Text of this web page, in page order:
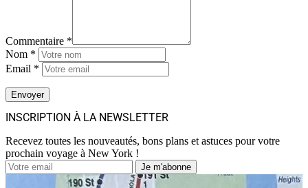
Commentaire *
Nom *
Email *
INSCRIPTION À LA NEWSLETTER
Recevez toutes les nouveautés, bons plans et astuces pour votre
prochain voyage à New York !
Je m'abonne